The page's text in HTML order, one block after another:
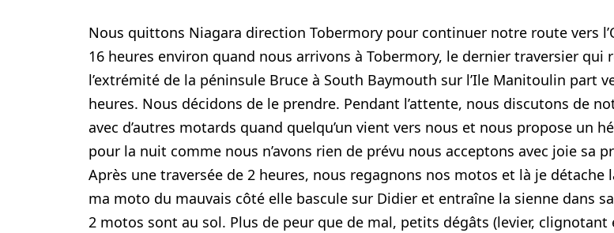
Nous quittons Niagara direction Tobermory pour continuer notre route vers
16 heures environ quand nous arrivons à Tobermory, le dernier traversier qui
l’extrémité de la péninsule Bruce à South Baymouth sur l’Ile Manitoulin part
heures. Nous décidons de le prendre. Pendant l’attente, nous discutons de
avec d’autres motards quand quelqu’un vient vers nous et nous propose un
pour la nuit comme nous n’avons rien de prévu nous acceptons avec joie sa
Après une traversée de 2 heures, nous regagnons nos motos et là je détache
ma moto du mauvais côté elle bascule sur Didier et entraîne la sienne dans
2 motos sont au sol. Plus de peur que de mal, petits dégâts (levier, clignotant